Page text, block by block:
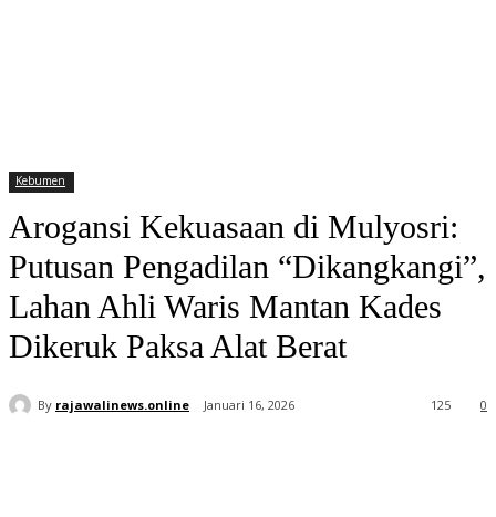
Kebumen
Arogansi Kekuasaan di Mulyosri:
Putusan Pengadilan “Dikangkangi”,
Lahan Ahli Waris Mantan Kades
Dikeruk Paksa Alat Berat
By rajawalinews.online Januari 16, 2026 0
125